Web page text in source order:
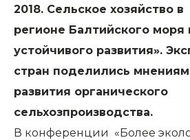
2018. Сельское хозяйство в
регионе Балтийского моря
устойчивого развития».
стран поделились
развития органического
сельхозпроизводства.
В конференции «Более